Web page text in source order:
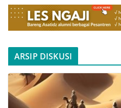
ARSIP DISKUSI